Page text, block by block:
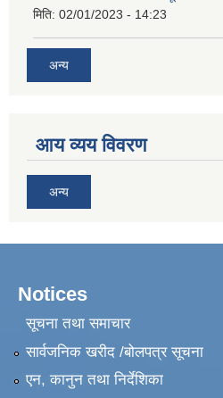
मिति: 02/01/2023 - 14:23
अन्य
आय व्यय विवरण
अन्य
Notices
सूचना तथा समाचार
सार्वजनिक खरीद /बोलपत्र सूचना
एन, कानुन तथा निर्देशिका